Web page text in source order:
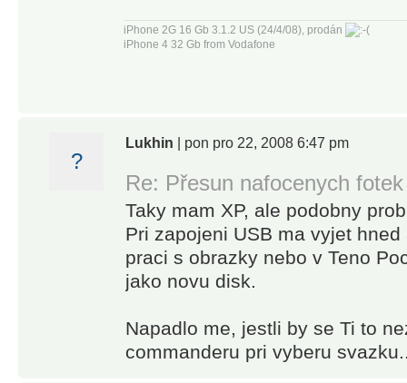
iPhone 2G 16 Gb 3.1.2 US (24/4/08), prodán
iPhone 4 32 Gb from Vodafone
?
Lukhin | pon pro 22, 2008 6:47 pm
Re: Přesun nafocenych
Taky mam XP, ale podobny
Pri zapojeni USB ma vyjet
praci s obrazky nebo v Teno
jako novu disk.
Napadlo me, jestli by se Ti to
commanderu pri vyberu